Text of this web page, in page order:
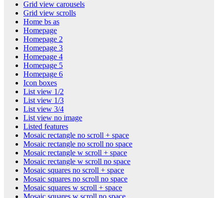
Grid view carousels
Grid view scrolls
Home bs as
Homepage
Homepage 2
Homepage 3
Homepage 4
Homepage 5
Homepage 6
Icon boxes
List view 1/2
List view 1/3
List view 3/4
List view no image
Listed features
Mosaic rectangle no scroll + space
Mosaic rectangle no scroll no space
Mosaic rectangle w scroll + space
Mosaic rectangle w scroll no space
Mosaic squares no scroll + space
Mosaic squares no scroll no space
Mosaic squares w scroll + space
Mosaic squares w scroll no space